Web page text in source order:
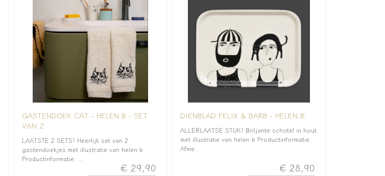
GASTENDOEK CAT - HELEN B - SET
VAN 2
LAATSTE 2 SETS! Heerlijk set van 2
gastendoekjes met illustratie van helen b
Productinformatie: ...
€ 29,90
DIENBLAD FELIX & BARB - HELEN B
ALLERLAATSE STUK! Briljante schotel in hout
met illustratie van helen b Productinformatie:
Afme...
€ 28,90